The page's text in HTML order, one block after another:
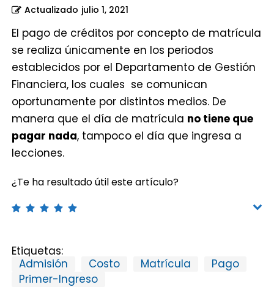
Actualizado julio 1, 2021
El pago de créditos por concepto de matrícula
se realiza únicamente en los periodos
establecidos por el Departamento de Gestión
Financiera, los cuales se comunican
oportunamente por distintos medios. De
manera que el día de matrícula no tiene que
pagar nada, tampoco el día que ingresa a
lecciones.
¿Te ha resultado útil este artículo?
Etiquetas:
Admisión
Costo Matrícula
Pago
Primer-Ingreso